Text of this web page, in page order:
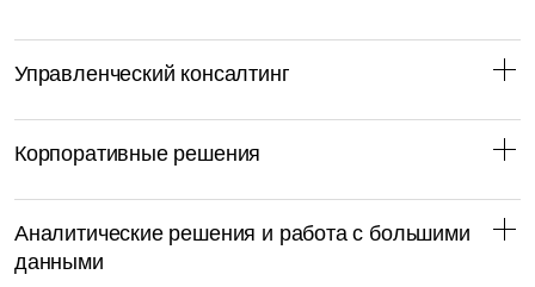
Управленческий консалтинг
Корпоративные решения
Аналитические решения и работа с большими
данными